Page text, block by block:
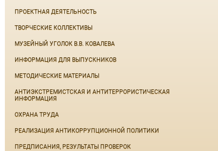
ПРОЕКТНАЯ ДЕЯТЕЛЬНОСТЬ
ТВОРЧЕСКИЕ КОЛЛЕКТИВЫ
МУЗЕЙНЫЙ УГОЛОК В.В. КОВАЛЕВА
ИНФОРМАЦИЯ ДЛЯ ВЫПУСКНИКОВ
МЕТОДИЧЕСКИЕ МАТЕРИАЛЫ
АНТИЭКСТРЕМИСТСКАЯ И АНТИТЕРРОРИСТИЧЕСКАЯ
ИНФОРМАЦИЯ
ОХРАНА ТРУДА
РЕАЛИЗАЦИЯ АНТИКОРРУПЦИОННОЙ ПОЛИТИКИ
ПРЕДПИСАНИЯ, РЕЗУЛЬТАТЫ ПРОВЕРОК